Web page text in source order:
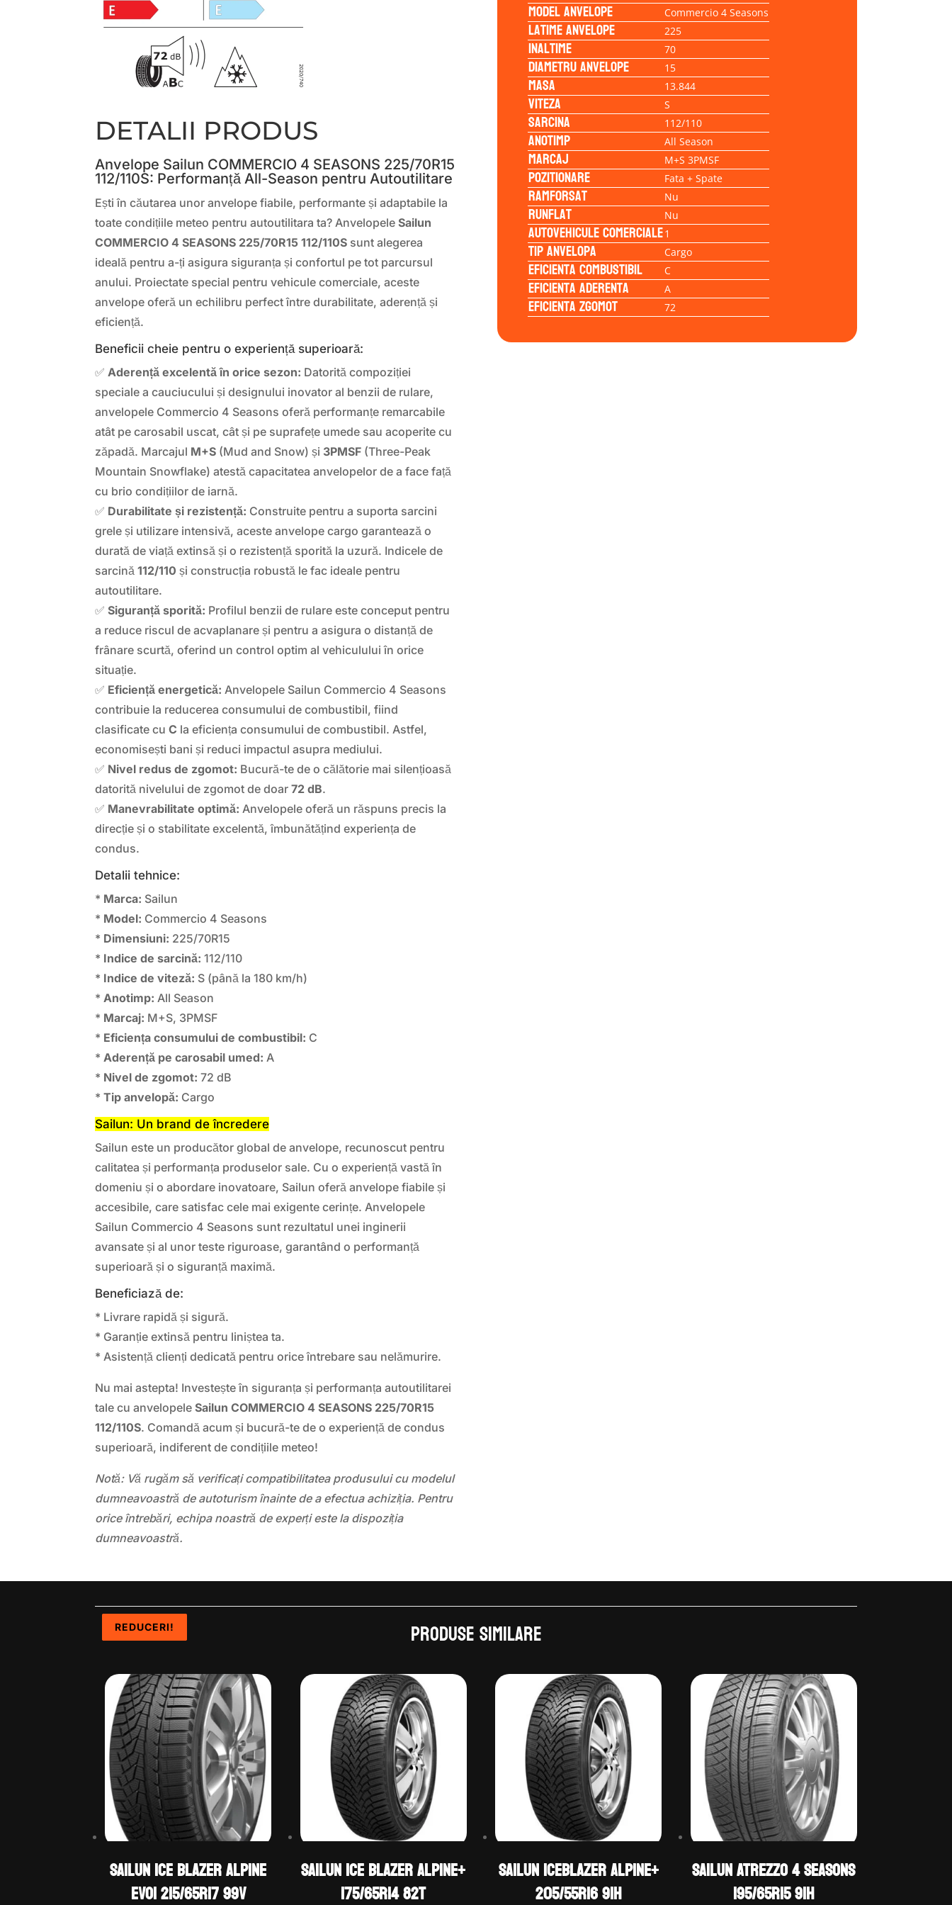
DETALII PRODUS
Anvelope Sailun COMMERCIO 4 SEASONS 225/70R15
112/110S: Performanță All-Season pentru Autoutilitare
Ești în căutarea unor anvelope fiabile, performante și adaptabile la
toate condițiile meteo pentru autoutilitara ta? AnvelopeleSailun
COMMERCIO 4 SEASONS 225/70R15 112/110S sunt alegerea
ideală pentru a-ți asigura siguranța și confortul pe tot parcursul
anului. Proiectate special pentru vehicule comerciale, aceste
anvelope oferă un echilibru perfect între durabilitate, aderență și
eficiență.
Beneficii cheie pentru o experiență superioară:
✅ Aderență excelentă în orice sezon: Datorită compoziției
speciale a cauciucului și designului inovator al benzii de rulare,
anvelopele Commercio 4 Seasons oferă performanțe remarcabile
atât pe carosabil uscat, cât și pe suprafețe umede sau acoperite cu
zăpadă. Marcajul M+S (Mud and Snow) și 3PMSF (Three-Peak
Mountain Snowflake) atestă capacitatea anvelopelor de a face față
cu brio condițiilor de iarnă.
✅ Durabilitate și rezistență: Construite pentru a suporta sarcini
grele și utilizare intensivă, aceste anvelope cargo garantează o
durată de viață extinsă și o rezistență sporită la uzură. Indicele de
sarcină112/110 și construcția robustă le fac ideale pentru
autoutilitare.
✅Siguranță sporită: Profilul benzii de rulare este conceput pentru
a reduce riscul de acvaplanare și pentru a asigura o distanță de
frânare scurtă, oferind un control optim al vehiculului în orice
situație.
✅ Eficiență energetică: Anvelopele Sailun Commercio 4 Seasons
contribuie la reducerea consumului de combustibil, fiind
clasificate cuC la eficiența consumului de combustibil. Astfel,
economisești bani și reduci impactul asupra mediului.
✅ Nivel redus de zgomot: Bucură-te de o călătorie mai silențioasă
datorită nivelului de zgomot de doar72 dB.
✅ Manevrabilitate optimă: Anvelopele oferă un răspuns precis la
direcție și o stabilitate excelentă, îmbunătățind experiența de
condus.
Detalii tehnice:
* Marca: Sailun
* Model: Commercio 4 Seasons
* Dimensiuni: 225/70R15
* Indice de sarcină: 112/110
* Indice de viteză: S (până la 180 km/h)
* Anotimp: All Season
* Marcaj: M+S, 3PMSF
* Eficiența consumului de combustibil: C
* Aderență pe carosabil umed: A
* Nivel de zgomot: 72 dB
*Tip anvelopă: Cargo
Sailun: Un brand de încredere
Sailun este un producător global de anvelope, recunoscut pentru
calitatea și performanța produselor sale. Cu o experiență vastă în
domeniu și o abordare inovatoare, Sailun oferă anvelope fiabile și
accesibile, care satisfac cele mai exigente cerințe. Anvelopele
Sailun Commercio 4 Seasons sunt rezultatul unei inginerii
avansate și al unor teste riguroase, garantând o performanță
superioară și o siguranță maximă.
Beneficiază de:
* Livrare rapidă și sigură.
* Garanție extinsă pentru liniștea ta.
* Asistență clienți dedicată pentru orice întrebare sau nelămurire.
Nu mai astepta! Investește în siguranța și performanța autoutilitarei
tale cu anvelopeleSailun COMMERCIO 4 SEASONS 225/70R15
112/110S. Comandă acum și bucură-te de o experiență de condus
superioară, indiferent de condițiile meteo!
Notă: Vă rugăm să verificați compatibilitatea produsului cu modelul
dumneavoastră de autoturism înainte de a efectua achiziția. Pentru
orice întrebări, echipa noastră de experți este la dispoziția
dumneavoastră.
Model anvelope Commercio 4 Seasons
Latime anvelope 225
Inaltime 70
Diametru anvelope 15
Masa 13.844
Viteza S
Sarcina 112/110
Anotimp All Season
Marcaj M+S 3PMSF
Pozitionare Fata + Spate
Ramforsat Nu
Runflat Nu
Autovehicule comerciale1
Tip anvelopa Cargo
Eficienta Combustibil C
Eficienta Aderenta A
Eficienta Zgomot 72
Produse similare
REDUCERI!
Sailun ICE BLAZER ALPINE
EVO1 215/65R17 99V
REDUCERI!
Sailun ICE BLAZER ALPINE+
175/65R14 82T
REDUCERI!
Sailun ICEBLAZER ALPINE+
205/55R16 91H
REDUCERI!
Sailun ATREZZO 4 SEASONS
195/65R15 91H